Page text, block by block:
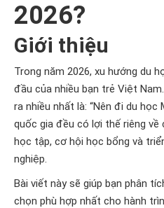
2026?
Giới thiệu
Trong năm 2026, xu hướng du
đầu của nhiều bạn trẻ Việt
ra nhiều nhất là: “Nên đi du học
quốc gia đều có lợi thế riêng về
học tập, cơ hội học bổng và
nghiệp.
Bài viết này sẽ giúp bạn phân
chọn phù hợp nhất cho hành